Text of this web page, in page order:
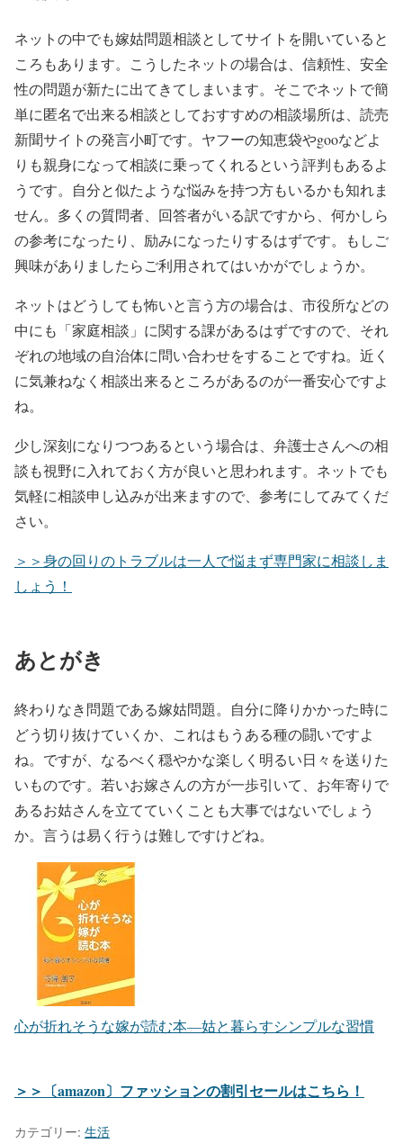
ネットの中でも嫁姑問題相談としてサイトを開いていると
ころもあります。こうしたネットの場合は、信頼性、安全
性の問題が新たに出てきてしまいます。そこでネットで簡
単に匿名で出来る相談としておすすめの相談場所は、読売
新聞サイトの発言小町です。ヤフーの知恵袋やgooなどよ
りも親身になって相談に乗ってくれるという評判もあるよ
うです。自分と似たような悩みを持つ方もいるかも知れま
せん。多くの質問者、回答者がいる訳ですから、何かしら
の参考になったり、励みになったりするはずです。もしご
興味がありましたらご利用されてはいかがでしょうか。
ネットはどうしても怖いと言う方の場合は、市役所などの
中にも「家庭相談」に関する課があるはずですので、それ
ぞれの地域の自治体に問い合わせをすることですね。近く
に気兼ねなく相談出来るところがあるのが一番安心ですよ
ね。
少し深刻になりつつあるという場合は、弁護士さんへの相
談も視野に入れておく方が良いと思われます。ネットでも
気軽に相談申し込みが出来ますので、参考にしてみてくだ
さい。
＞＞身の回りのトラブルは一人で悩まず専門家に相談しま
しょう！
あとがき
終わりなき問題である嫁姑問題。自分に降りかかった時に
どう切り抜けていくか、これはもうある種の闘いですよ
ね。ですが、なるべく穏やかな楽しく明るい日々を送りた
いものです。若いお嫁さんの方が一歩引いて、お年寄りで
あるお姑さんを立てていくことも大事ではないでしょう
か。言うは易く行うは難しですけどね。
心が折れそうな嫁が読む本―姑と暮らすシンプルな習慣
＞＞〔amazon〕ファッションの割引セールはこちら！
カテゴリー: 生活